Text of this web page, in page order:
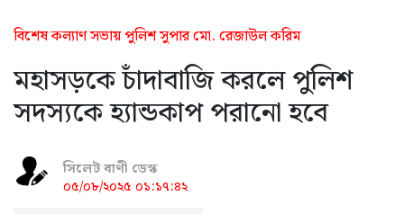
বিশেষ কল্যাণ সভায় পুলিশ সুপার মো. রেজাউল করিম
মহাসড়কে চাঁদাবাজি করলে পুলিশ
সদস্যকে হ্যান্ডকাপ পরানো হবে
সিলেট বাণী ডেস্ক
০৫/০৮/২০২৫ ০১:১৭:৪২